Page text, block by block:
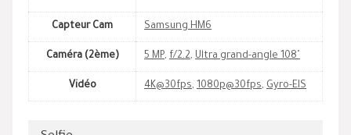
Capteur Cam Samsung HM6
Caméra (2ème) 5 MP, f/2.2, Ultra grand-angle 108˚
Vidéo 4K@30fps, 1080p@30fps, Gyro-EIS